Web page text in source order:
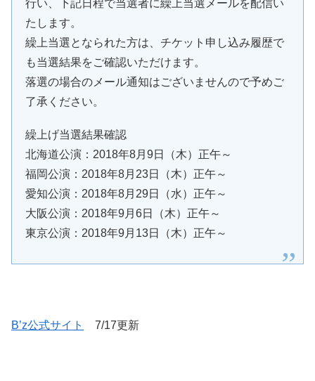
行い、下記日程で当選者に繰上当選メールを配信い
たします。
繰上当選となられた方は、チケット申し込み履歴で
も当選結果をご確認いただけます。
落選の場合のメール通知はございませんので予めご
了承ください。
繰上げ当選結果確認
北海道公演：2018年8月9日（木）正午～
福岡公演：2018年8月23日（木）正午～
愛知公演：2018年8月29日（水）正午～
大阪公演：2018年9月6日（木）正午～
東京公演：2018年9月13日（木）正午～
B’z公式サイト 7/17更新